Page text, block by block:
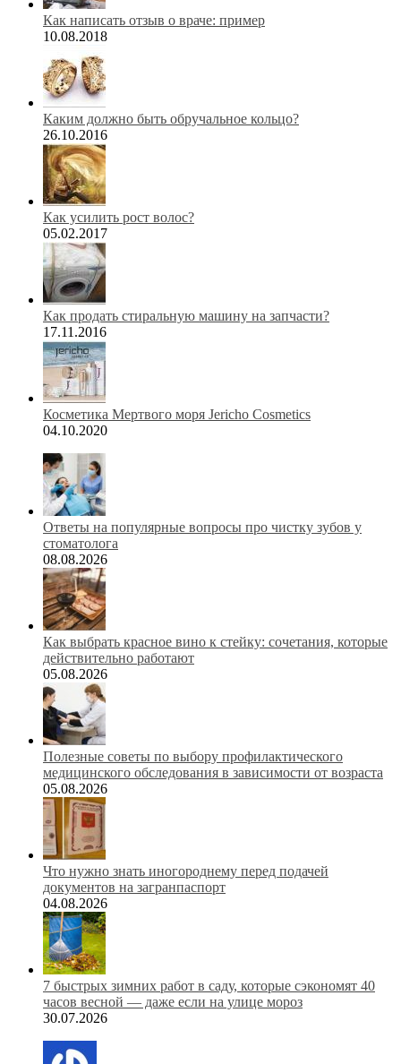
Как написать отзыв о враче: пример
10.08.2018
Каким должно быть обручальное кольцо?
26.10.2016
Как усилить рост волос?
05.02.2017
Как продать стиральную машину на запчасти?
17.11.2016
Косметика Мертвого моря Jericho Cosmetics
04.10.2020
Ответы на популярные вопросы про чистку зубов у
стоматолога
08.08.2026
Как выбрать красное вино к стейку: сочетания, которые
действительно работают
05.08.2026
Полезные советы по выбору профилактического
медицинского обследования в зависимости от возраста
05.08.2026
Что нужно знать иногороднему перед подачей
документов на загранпаспорт
04.08.2026
7 быстрых зимних работ в саду, которые сэкономят 40
часов весной — даже если на улице мороз
30.07.2026